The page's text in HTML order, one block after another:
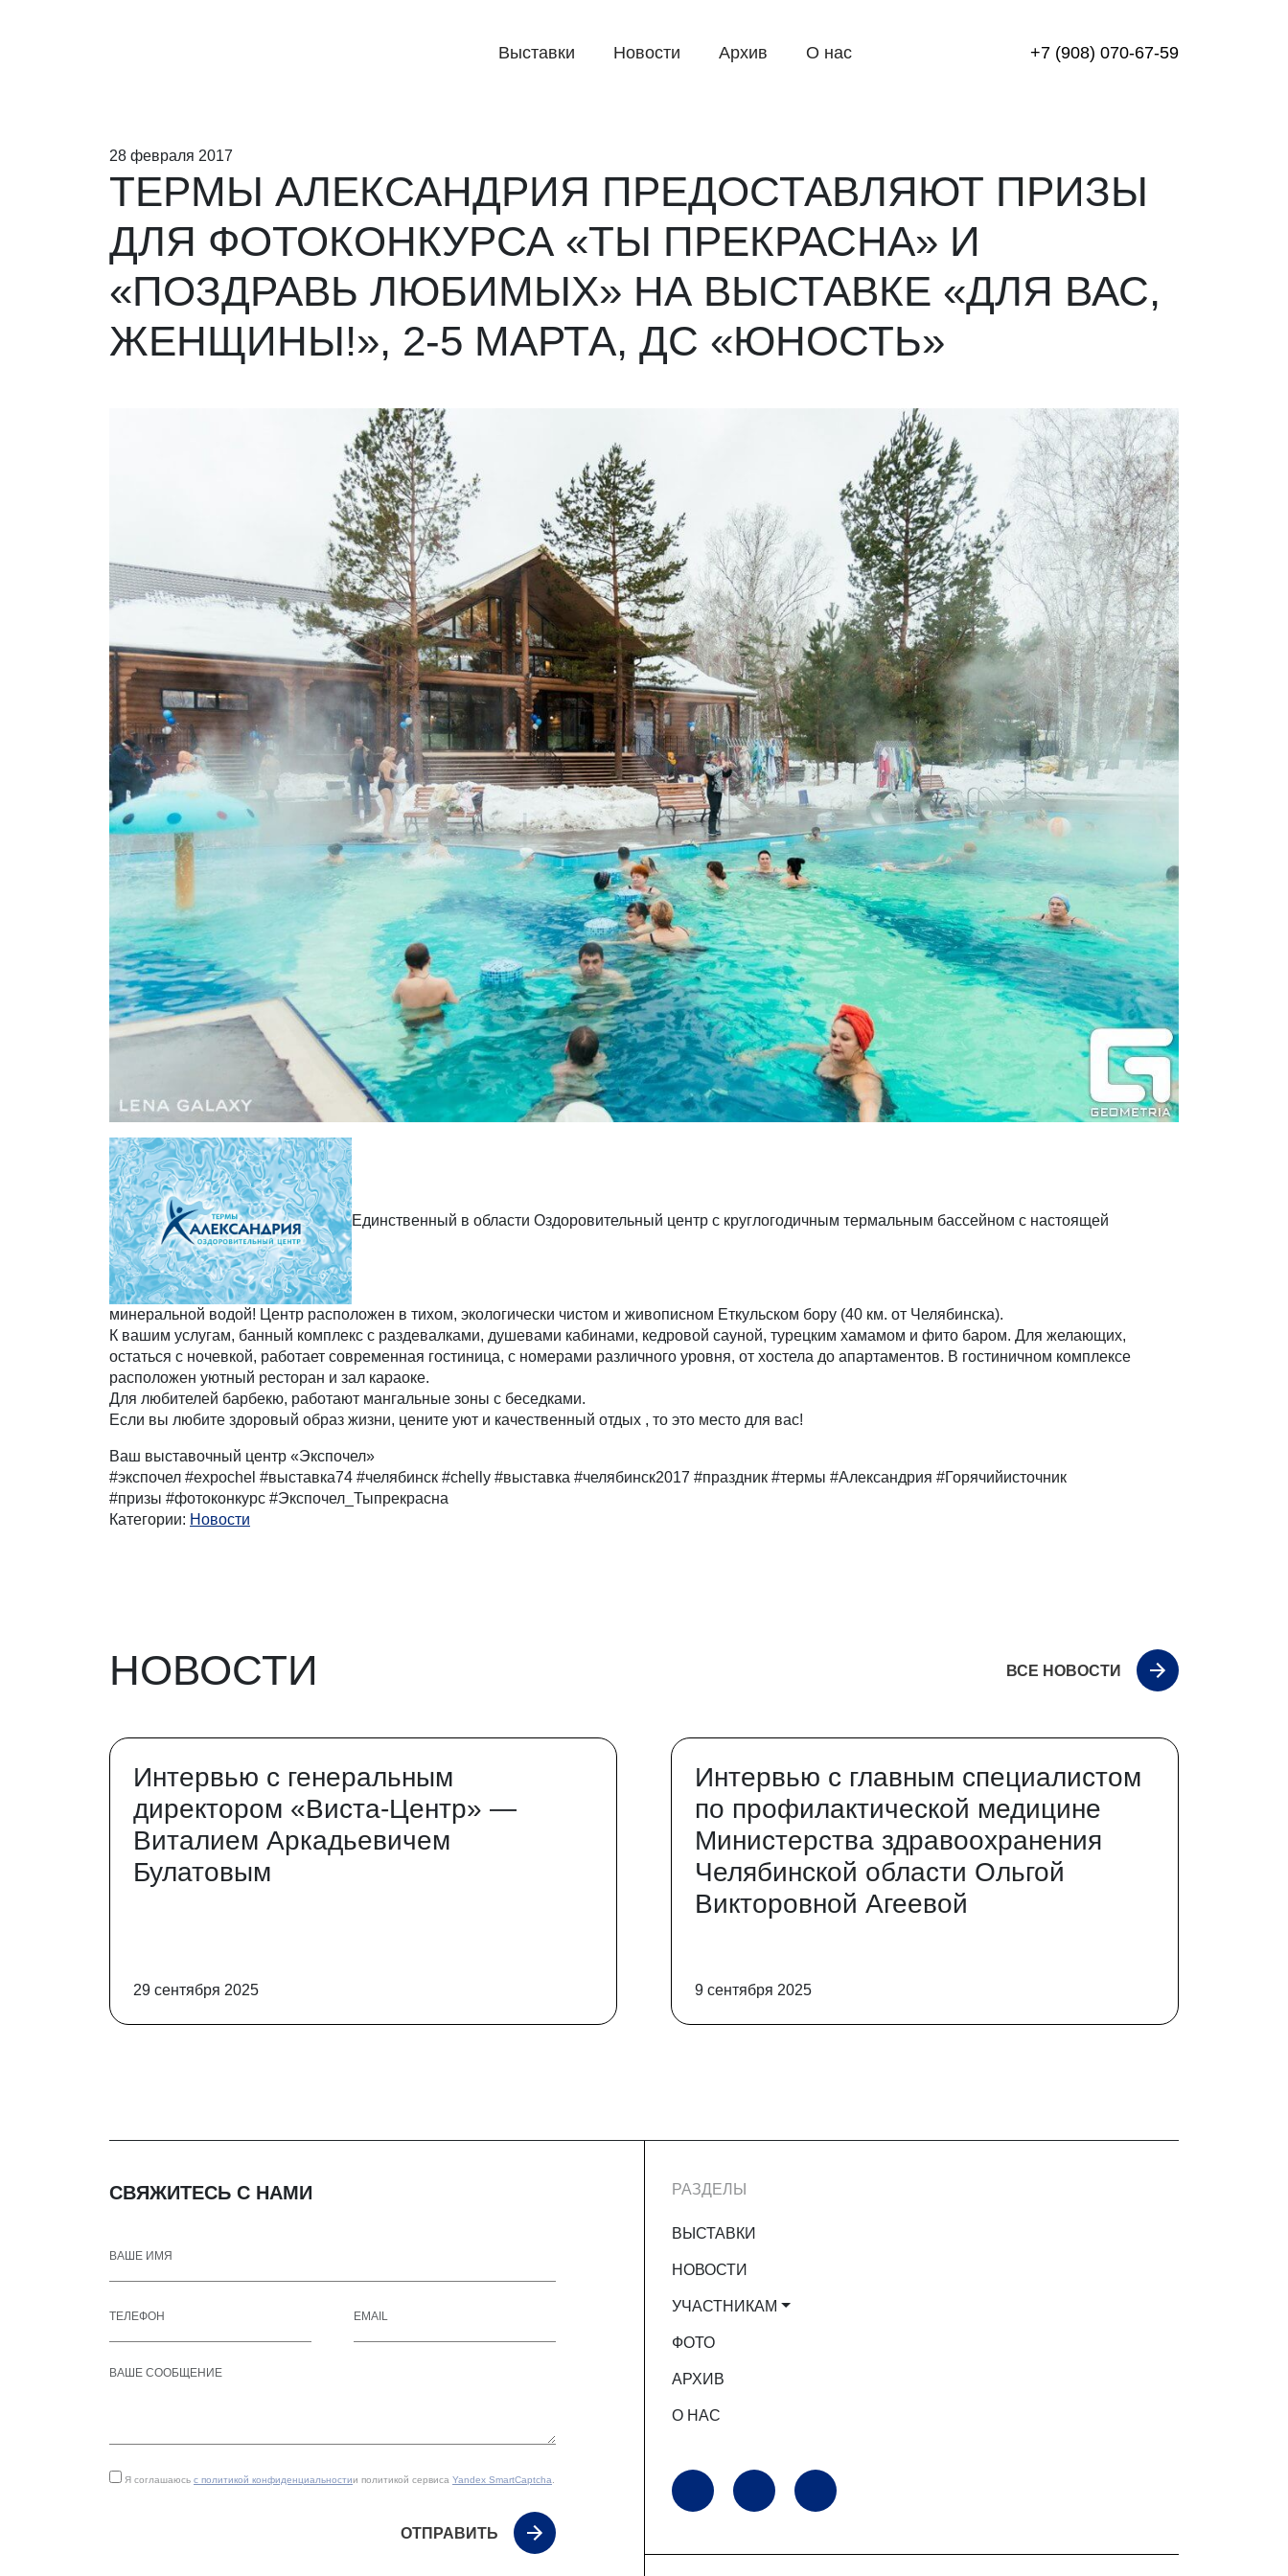
Выставки Новости Архив О нас +7 (908) 070-67-59
28 февраля 2017
ТЕРМЫ АЛЕКСАНДРИЯ ПРЕДОСТАВЛЯЮТ ПРИЗЫ
ДЛЯ ФОТОКОНКУРСА «ТЫ ПРЕКРАСНА» И
«ПОЗДРАВЬ ЛЮБИМЫХ» НА ВЫСТАВКЕ «ДЛЯ ВАС,
ЖЕНЩИНЫ!», 2-5 МАРТА, ДС «ЮНОСТЬ»
Единственный в области Оздоровительный центр с круглогодичным термальным бассейном с настоящей
минеральной водой! Центр расположен в тихом, экологически чистом и живописном Еткульском бору (40 км. от Челябинска).
К вашим услугам, банный комплекс с раздевалками, душевами кабинами, кедровой сауной, турецким хамамом и фито баром. Для желающих,
остаться с ночевкой, работает современная гостиница, с номерами различного уровня, от хостела до апартаментов. В гостиничном комплексе
расположен уютный ресторан и зал караоке.
Для любителей барбекю, работают мангальные зоны с беседками.
Если вы любите здоровый образ жизни, цените уют и качественный отдых , то это место для вас!
Ваш выставочный центр «Экспочел»
#экспочел #expochel #выставка74 #челябинск #chelly #выставка #челябинск2017 #праздник #термы #Александрия #Горячийисточник
#призы #фотоконкурс #Экспочел_Тыпрекрасна
Категории: Новости
НОВОСТИ ВСЕ НОВОСТИ
Интервью с генеральным
директором «Виста-Центр» —
Виталием Аркадьевичем
Булатовым
29 сентября 2025
Интервью с главным специалистом
по профилактической медицине
Министерства здравоохранения
Челябинской области Ольгой
Викторовной Агеевой
9 сентября 2025
СВЯЖИТЕСЬ С НАМИ
Я соглашаюсь с политикой конфиденциальностии политикой сервиса Yandex SmartCaptcha
ОТПРАВИТЬ
РАЗДЕЛЫ
ВЫСТАВКИ
НОВОСТИ
УЧАСТНИКАМ
ФОТО
АРХИВ
О НАС